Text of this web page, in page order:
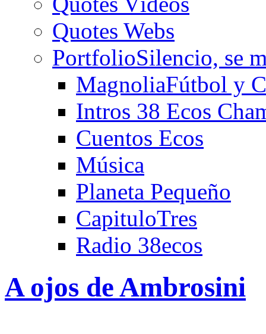
Quotes Webs
PortfolioSilencio, se
MagnoliaFútbol y
Intros 38 Ecos
Cuentos Ecos
Música
Planeta Pequeño
CapituloTres
Radio 38ecos
A ojos de Ambrosini